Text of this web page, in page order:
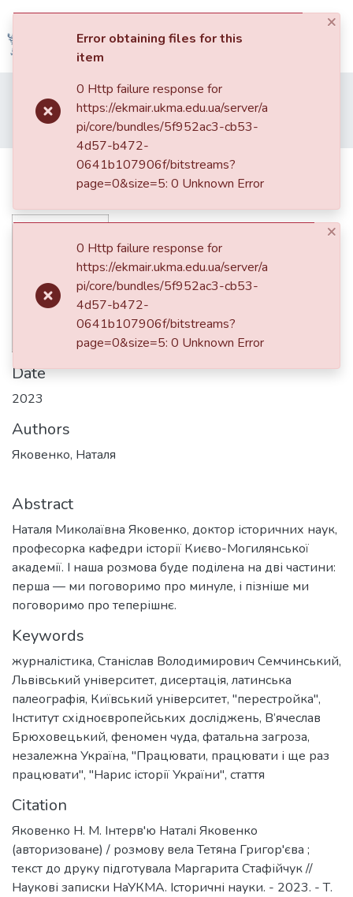
Communities
Collections
All of DSpace
013. Видання НаУКМА
Наукові записки НаУКМА. Історичні науки
Том 6
Інтерв'ю Наталі Яковенко (авторизоване)
Інтерв'ю Наталі Яковенко
(авторизоване)
Date
2023
Authors
Яковенко, Наталя
Abstract
Наталя Миколаївна Яковенко, доктор історичних наук,
професорка кафедри історії Києво-Могилянської
академії. І наша розмова буде поділена на дві частини:
перша — ми поговоримо про минуле, і пізніше ми
поговоримо про теперішнє.
Keywords
журналістика, Станіслав Володимирович Семчинський,
Львівський університет, дисертація, латинська
палеографія, Київський університет, "перестройка",
Інститут східноєвропейських досліджень, В’ячеслав
Брюховецький, феномен чуда, фатальна загроза,
незалежна Україна, "Працювати, працювати і ще раз
працювати", "Нарис історії України", стаття
Citation
Яковенко Н. М. Інтерв'ю Наталі Яковенко
(авторизоване) / розмову вела Тетяна Григор'єва ;
текст до друку підготувала Маргарита Стафійчук //
Наукові записки НаУКМА. Історичні науки. - 2023. - Т.
×
Error obtaining files for this
item
0 Http failure response for
https://ekmair.ukma.edu.ua/server/a
pi/core/bundles/5f952ac3-cb53-
4d57-b472-
0641b107906f/bitstreams?
page=0&size=5: 0 Unknown Error
×
0 Http failure response for
https://ekmair.ukma.edu.ua/server/a
pi/core/bundles/5f952ac3-cb53-
4d57-b472-
0641b107906f/bitstreams?
page=0&size=5: 0 Unknown Error